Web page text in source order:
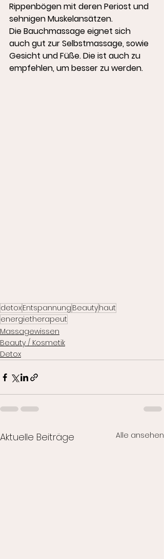
Rippenbögen mit deren Periost und
sehnigen Muskelansätzen.
Die Bauchmassage eignet sich
auch gut zur Selbstmassage, sowie
Gesicht und Füße. Die ist auch zu
empfehlen, um besser zu werden.
detoxEntspannung Beautyhaut
energietherapeut
Massagewissen
Beauty / Kosmetik
Detox
Aktuelle Beiträge Alle ansehen